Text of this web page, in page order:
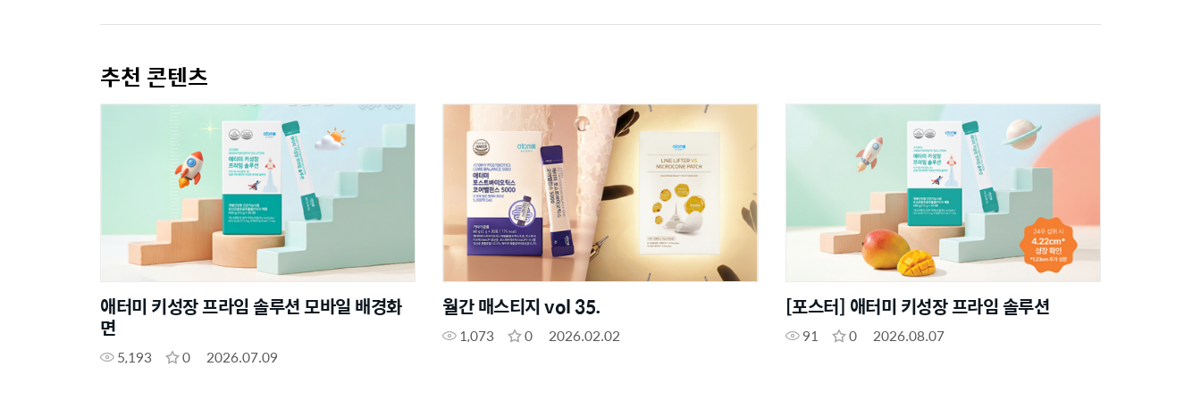
추천 콘텐츠
애터미 키성장 프라임 솔루션 모바일 배경화
면
5,193 0 2026.07.09
월간 매스티지 vol 35.
1,073 0 2026.02.02
[포스터] 애터미 키성장 프라임 솔루션
91 0 2026.08.07